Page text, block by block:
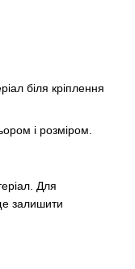
біля кріплення
і розміром.
Для
залишити